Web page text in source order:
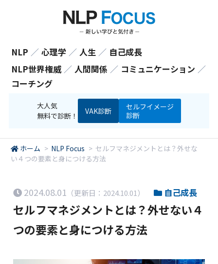
NLP ／ 心理学 ／ 人生 ／ 自己成長
NLP世界権威 ／ 人間関係 ／ コミュニケーション ／
コーチング
大人気
無料で診断！
VAK診断
セルフイメージ
診断
ホーム > NLP Focus > セルフマネジメントとは？外せな
い４つの要素と身につける方法
2024.08.01 （更新日：2024.10.01） 自己成長
セルフマネジメントとは？外せない４
つの要素と身につける方法